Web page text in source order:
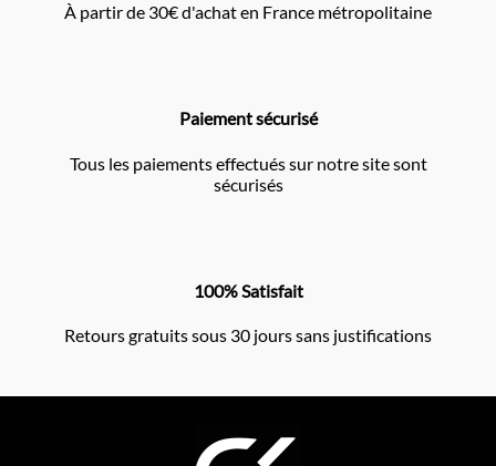
À partir de 30€ d'achat en France métropolitaine
Paiement sécurisé
Tous les paiements effectués sur notre site sont
sécurisés
100% Satisfait
Retours gratuits sous 30 jours sans justifications